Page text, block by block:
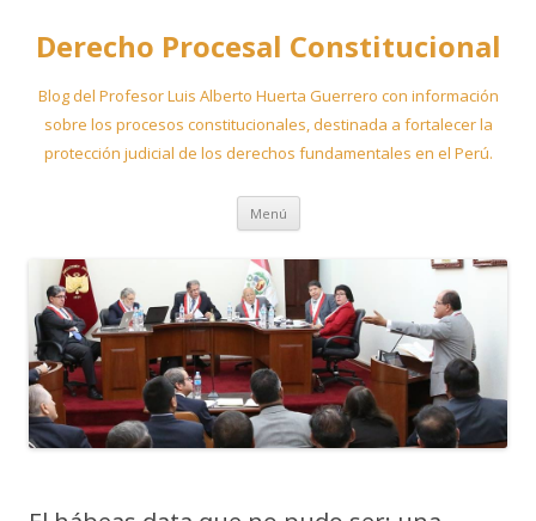
Derecho Procesal Constitucional
Blog del Profesor Luis Alberto Huerta Guerrero con información
sobre los procesos constitucionales, destinada a fortalecer la
protección judicial de los derechos fundamentales en el Perú.
Menú Ir
contenido